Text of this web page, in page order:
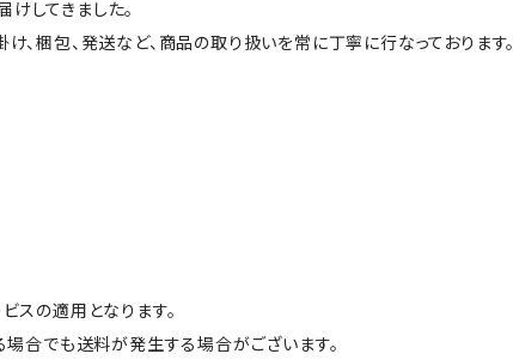
してきました。
、梱包、発送など、商品の取り扱いを常に丁寧に行なっております。
の適用となります。
合でも送料が発生する場合がございます。